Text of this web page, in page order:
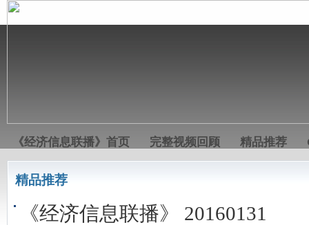
《经济信息联播》首页 完整视频回顾 精品推荐
精品推荐
《经济信息联播》 20160131